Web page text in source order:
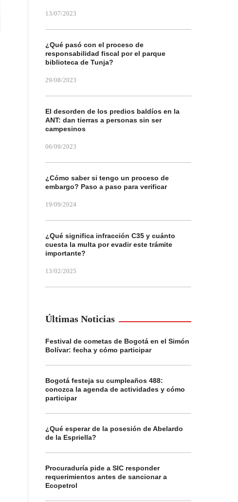
13/07/2023
¿Qué pasó con el proceso de
responsabilidad fiscal por el parque
biblioteca de Tunja?
29/08/2023
El desorden de los predios baldíos en la
ANT: dan tierras a personas sin ser
campesinos
06/09/2023
¿Cómo saber si tengo un proceso de
embargo? Paso a paso para verificar
19/09/2024
¿Qué significa infracción C35 y cuánto
cuesta la multa por evadir este trámite
importante?
13/02/2025
Últimas Noticias
Festival de cometas de Bogotá en el Simón
Bolívar: fecha y cómo participar
Bogotá festeja su cumpleaños 488:
conozca la agenda de actividades y cómo
participar
¿Qué esperar de la posesión de Abelardo
de la Espriella?
Procuraduría pide a SIC responder
requerimientos antes de sancionar a
Ecopetrol